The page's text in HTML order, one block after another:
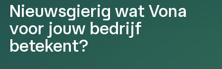
Nieuwsgierig wat Vona
voor jouw bedrijf
betekent?